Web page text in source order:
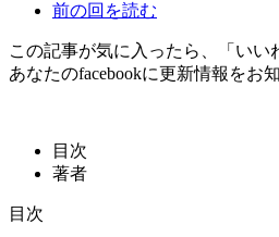
前の回を読む
この記事が気に入ったら、「いい
あなたのfacebookに更新情報をお
目次
著者
目次